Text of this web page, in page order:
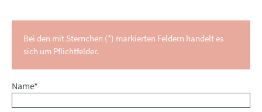
Bei den mit Sternchen (*) markierten Feldern handelt es
sich um Pflichtfelder.
Pflichtfeld
Name*